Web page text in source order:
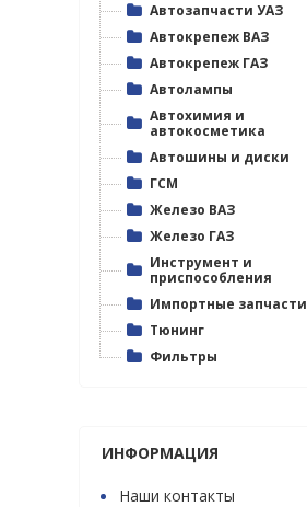
Автокрепеж ВАЗ
Автокрепеж ГАЗ
Автолампы
Автохимия и автокосметика
Автошины и диски
ГСМ
Железо ВАЗ
Железо ГАЗ
Инструмент и
Фильтры
Автозапчасти УАЗ
Автокрепеж ВАЗ
Автокрепеж ГАЗ
Автолампы
Автохимия и
автокосметика
Автошины и диски
ГСМ
Железо ВАЗ
Железо ГАЗ
Инструмент и
приспособления
Импортные запчасти
Тюнинг
Фильтры
ИНФОРМАЦИЯ
Наши контакты